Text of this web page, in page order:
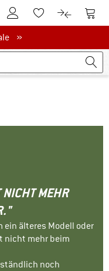
Zum KundenkontoZum Merkzettel.
Zum Zum
»
NICHT MEHR
ein älteres Modell oder
nicht mehr beim
noch